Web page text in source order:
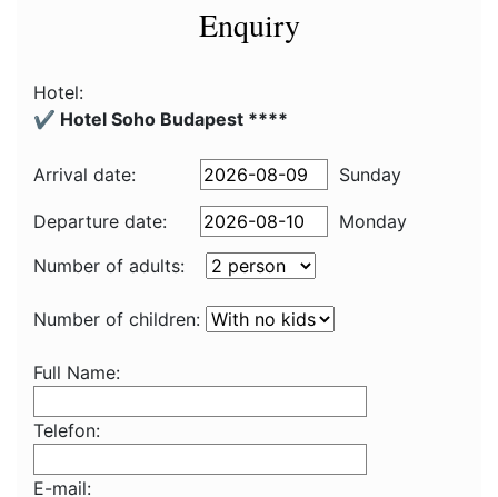
Enquiry
Hotel:
✔️ Hotel Soho Budapest ****
Arrival date: Sunday
Departure date:
Monday
Number of adults:
Number of children:
Full Name:
Telefon:
E-mail: